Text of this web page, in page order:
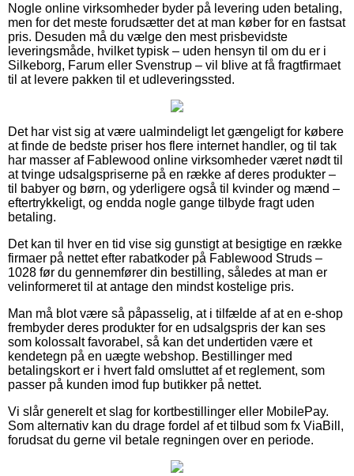
Nogle online virksomheder byder på levering uden betaling,
men for det meste forudsætter det at man køber for en fastsat
pris. Desuden må du vælge den mest prisbevidste
leveringsmåde, hvilket typisk – uden hensyn til om du er i
Silkeborg, Farum eller Svenstrup – vil blive at få fragtfirmaet
til at levere pakken til et udleveringssted.
Det har vist sig at være ualmindeligt let gængeligt for købere
at finde de bedste priser hos flere internet handler, og til tak
har masser af Fablewood online virksomheder været nødt til
at tvinge udsalgspriserne på en række af deres produkter –
til babyer og børn, og yderligere også til kvinder og mænd –
eftertrykkeligt, og endda nogle gange tilbyde fragt uden
betaling.
Det kan til hver en tid vise sig gunstigt at besigtige en række
firmaer på nettet efter rabatkoder på Fablewood Struds –
1028 før du gennemfører din bestilling, således at man er
velinformeret til at antage den mindst kostelige pris.
Man må blot være så påpasselig, at i tilfælde af at en e-shop
frembyder deres produkter for en udsalgspris der kan ses
som kolossalt favorabel, så kan det undertiden være et
kendetegn på en uægte webshop. Bestillinger med
betalingskort er i hvert fald omsluttet af et reglement, som
passer på kunden imod fup butikker på nettet.
Vi slår generelt et slag for kortbestillinger eller MobilePay.
Som alternativ kan du drage fordel af et tilbud som fx ViaBill,
forudsat du gerne vil betale regningen over en periode.